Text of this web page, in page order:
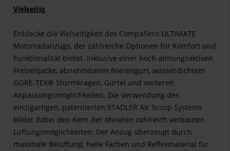
Vielseitig
Entdecke die Vielseitigkeit des Compañero ULTIMATE
Motorradanzugs, der zahlreiche Optionen für Komfort und
Funktionalität bietet. Inklusive einer hoch atmungsaktiven
Freizeitjacke, abnehmbaren Nierengurt, wasserdichtem
GORE-TEX® Sturmkragen, Gürtel und weiteren
Anpassungsmöglichkeiten. Die Verwendung des
einzigartigen, patentierten STADLER Air Scoop Systems
bildet dabei den Kern der ohnehin zahlreich verbauten
Lüftungsmöglichkeiten. Der Anzug überzeugt durch
maximale Belüftung, helle Farben und Reflexmaterial für